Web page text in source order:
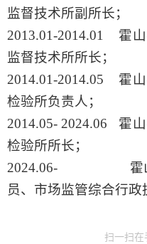
监督技术所副所长；
2013.01-2014.01 霍
监督技术所所长；
2014.01-2014.05 霍
检验所负责人；
2014.05- 2024.06 霍
检验所所长；
2024.06- 霍山县
员、市场监管综合行政
扫一扫在